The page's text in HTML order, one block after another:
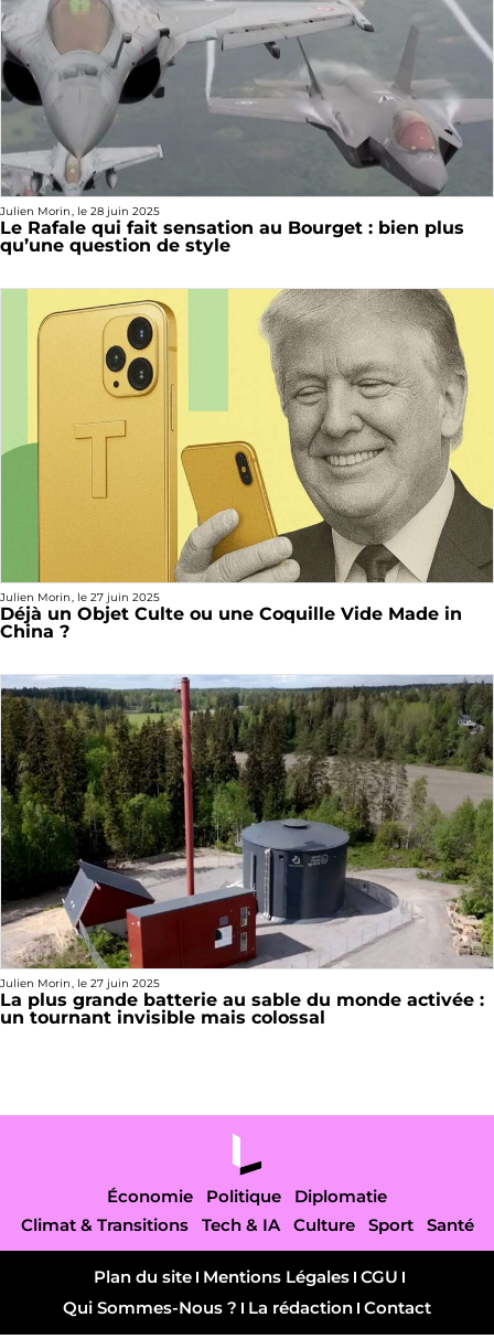
Julien Morin, le 28 juin 2025
Le Rafale qui fait sensation au Bourget : bien plus
qu’une question de style
Julien Morin, le 27 juin 2025
Déjà un Objet Culte ou une Coquille Vide Made in
China ?
Julien Morin, le 27 juin 2025
La plus grande batterie au sable du monde activée :
un tournant invisible mais colossal
Économie Politique
Diplomatie
Climat & Transitions
Tech & IA Culture Sport Santé
Plan du site Mentions Légales CGU
Qui Sommes-Nous ?
La rédaction Contact